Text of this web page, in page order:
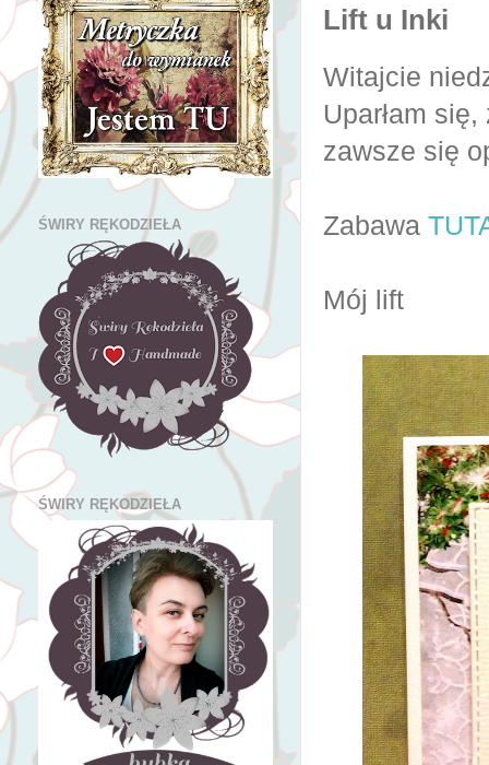
Lift u Inki
Witajcie
Uparłam
zawsze się
Zabawa
Mój lift
ŚWIRY RĘKODZIEŁA
ŚWIRY RĘKODZIEŁA